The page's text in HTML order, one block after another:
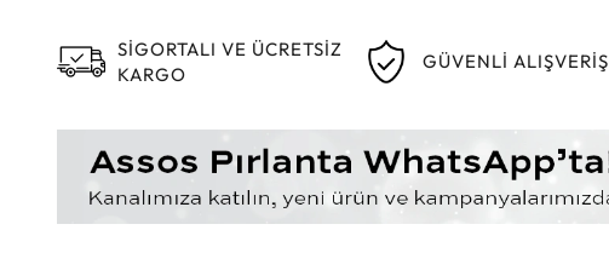
SİGORTALI VE ÜCRETSİZ
KARGO
GÜVENLİ ALIŞVERİŞ